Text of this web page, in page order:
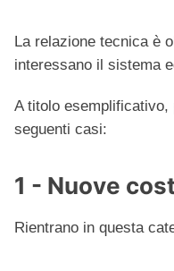
La relazione tecnica è
interessano il sistema
A titolo
seguenti casi:
1 - Nuove
Rientrano in questa